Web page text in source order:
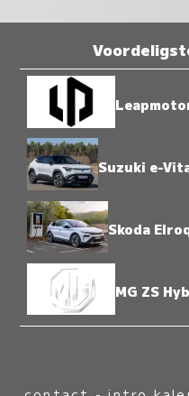
Suzuki e-
Skoda
MG ZS